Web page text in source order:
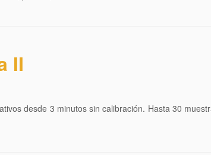
II
desde 3 minutos sin calibración. Hasta 30